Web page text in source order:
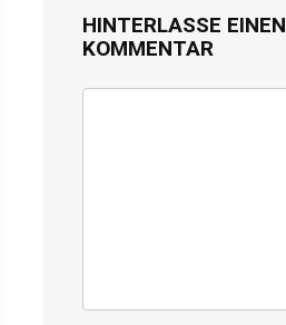
HINTERLASSE EINEN
KOMMENTAR